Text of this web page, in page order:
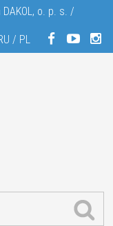
o. p. s. /
/ PL